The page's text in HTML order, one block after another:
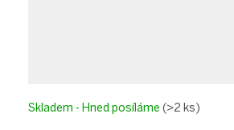
Skladem - Hned posíláme (>2 ks)